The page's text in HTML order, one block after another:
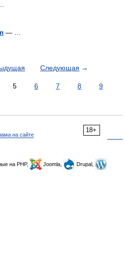
— …
Следующая →
5 6 7 8
9
18+
на сайте
на PHP, Joomla,
Drupal,